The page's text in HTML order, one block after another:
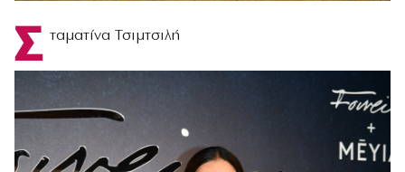
Σ ταματίνα Τσιμτσιλή